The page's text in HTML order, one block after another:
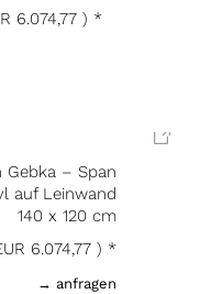
6.074,77 ) *
Gebka – Span
auf Leinwand
140 x 120 cm
6.074,77 ) *
→ anfragen